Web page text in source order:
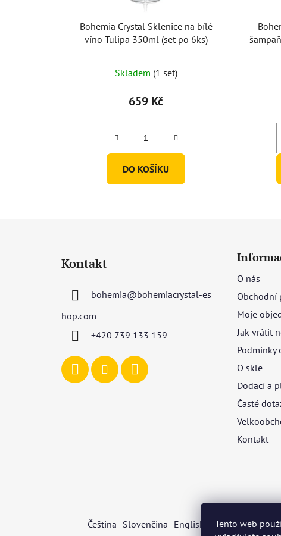
Tento web
Bohemia Crystal Sklenice na bílé
víno Tulipa 350ml (set po 6ks)
Skladem (1 set)
659 Kč
DO KOŠÍKU
Kontakt
bohemia@bohemiacrystal-es
hop.com
+420 739 133 159
O nás
Obchodní
Moje
Jak vrátit
Podmínky
O skle
Dodací a
Časté
Kontakt
Čeština Slovenčina English Deutsch Magyar